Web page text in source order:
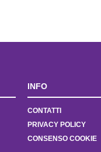
INFO
CONTATTI
PRIVACY POLICY
CONSENSO COOKIE